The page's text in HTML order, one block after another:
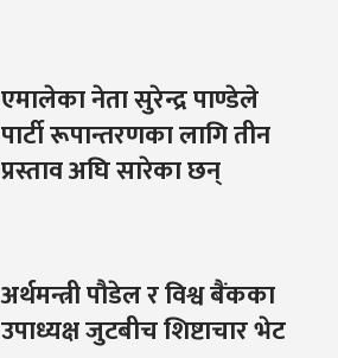
एमालेका नेता सुरेन्द्र पाण्डेले
पार्टी रूपान्तरणका लागि तीन
प्रस्ताव अघि सारेका छन्
अर्थमन्त्री पौडेल र विश्व बैंकका
उपाध्यक्ष जुटबीच शिष्टाचार भेट